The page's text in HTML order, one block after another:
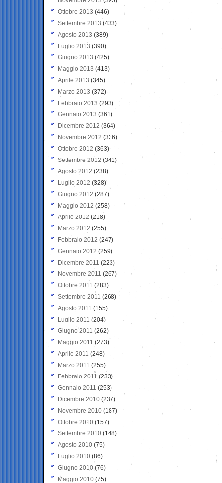
Ottobre 2013 (446)
Settembre 2013 (433)
Agosto 2013 (389)
Luglio 2013 (390)
Giugno 2013 (425)
Maggio 2013 (413)
Aprile 2013 (345)
Marzo 2013 (372)
Febbraio 2013 (293)
Gennaio 2013 (361)
Dicembre 2012 (364)
Novembre 2012 (336)
Ottobre 2012 (363)
Settembre 2012 (341)
Agosto 2012 (238)
Luglio 2012 (328)
Giugno 2012 (287)
Maggio 2012 (258)
Aprile 2012 (218)
Marzo 2012 (255)
Febbraio 2012 (247)
Gennaio 2012 (259)
Dicembre 2011 (223)
Novembre 2011 (267)
Ottobre 2011 (283)
Settembre 2011 (268)
Agosto 2011 (155)
Luglio 2011 (204)
Giugno 2011 (262)
Maggio 2011 (273)
Aprile 2011 (248)
Marzo 2011 (255)
Febbraio 2011 (233)
Gennaio 2011 (253)
Dicembre 2010 (237)
Novembre 2010 (187)
Ottobre 2010 (157)
Settembre 2010 (148)
Agosto 2010 (75)
Luglio 2010 (86)
Giugno 2010 (76)
Maggio 2010 (75)